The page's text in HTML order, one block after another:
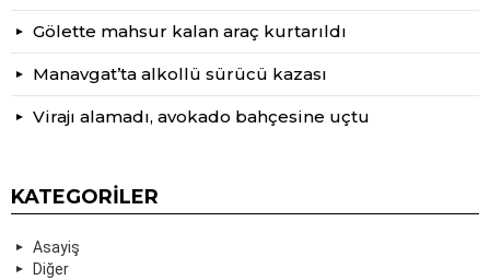
Gölette mahsur kalan araç kurtarıldı
Manavgat’ta alkollü sürücü kazası
Virajı alamadı, avokado bahçesine uçtu
KATEGORILER
Asayiş
Diğer